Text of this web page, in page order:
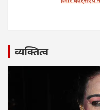
व्यक्तित्व